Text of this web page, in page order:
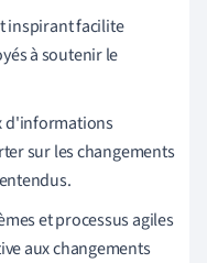
inspirant facilite
à soutenir le
d'informations
sur les changements
et processus agiles
aux changements